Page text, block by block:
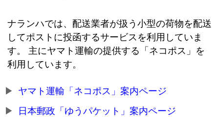
ナランハでは、配送業者が扱う小型の荷物を配送
してポストに投函するサービスを利用していま
す。 主にヤマト運輸の提供する「ネコポス」を
利用しています。
ヤマト運輸「ネコポス」案内ページ
日本郵政「ゆうパケット」案内ページ